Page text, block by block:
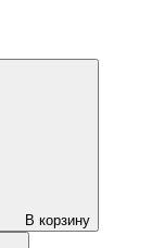
В корзину